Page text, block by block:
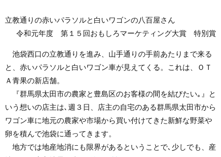
立教通りの赤いパラソルと白いワゴンの八百屋さん
令和元年度 第１５回おもしろマーケティング大賞 特別賞
池袋西口の立教通りを進み、山手通りの手前あたりまで来る
と、赤いパラソルと白いワゴン車が見えてくる。これは、ＯＴ
Ａ青果の新店舗。
『群馬県太田市の農家と豊島区のお客様の間を結びたい｡』と
いう想いの店主は､週３日、店主の自宅のある群馬県太田市から
ワゴン車に地元の農家や市場から買い付けてきた新鮮な野菜や
卵を積んで池袋に通ってきます。
地方では地産地消にも限界があるということで､少しでも、産